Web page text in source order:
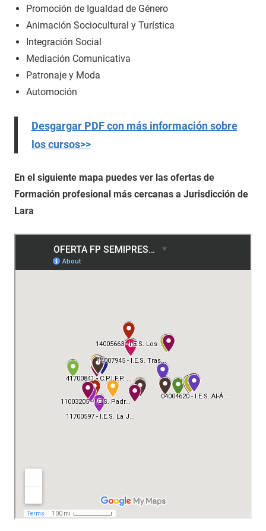
Promoción de Igualdad de Género
Animación Sociocultural y Turística
Integración Social
Mediación Comunicativa
Patronaje y Moda
Automoción
Desgargar PDF con más información sobre
los cursos>>
En el siguiente mapa puedes ver las ofertas de
Formación profesional más cercanas a Jurisdicción de
Lara